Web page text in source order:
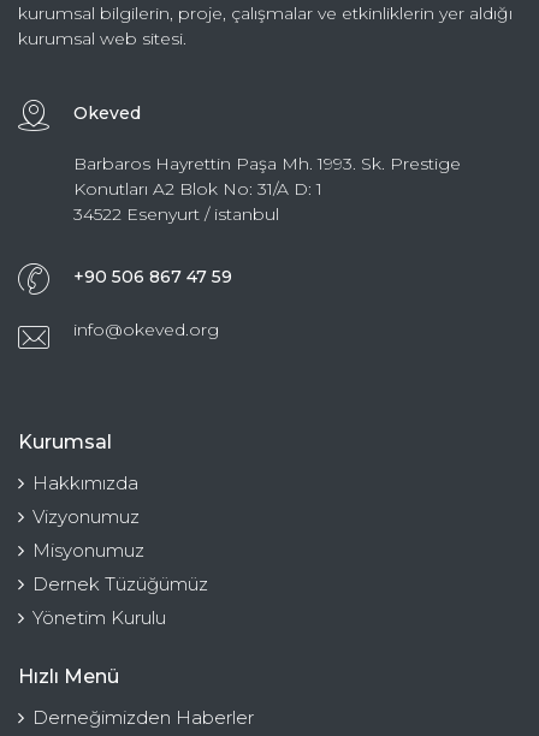
kurumsal bilgilerin, proje, çalışmalar ve etkinliklerin yer aldığı
kurumsal web sitesi.
Okeved
Barbaros Hayrettin Paşa Mh. 1993. Sk. Prestige
Konutları A2 Blok No: 31/A D: 1
34522 Esenyurt / istanbul
+90 506 867 47 59
info@okeved.org
Kurumsal
Hakkımızda
Vizyonumuz
Misyonumuz
Dernek Tüzüğümüz
Yönetim Kurulu
Hızlı Menü
Derneğimizden Haberler